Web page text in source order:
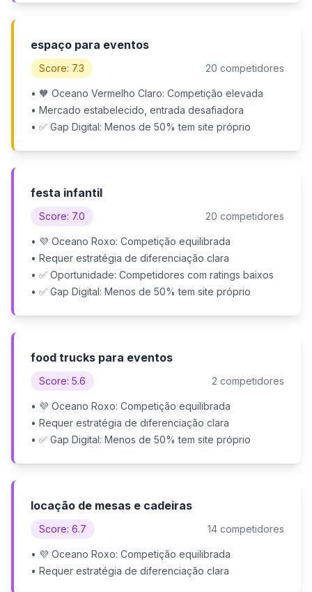
espaço para eventos
Score: 7.3 20 competidores
• 🧡 Oceano Vermelho Claro: Competição elevada
• Mercado estabelecido, entrada desafiadora
• ✅ Gap Digital: Menos de 50% tem site próprio
festa infantil
Score: 7.0 20 competidores
• 💜 Oceano Roxo: Competição equilibrada
• Requer estratégia de diferenciação clara
• ✅ Oportunidade: Competidores com ratings baixos
• ✅ Gap Digital: Menos de 50% tem site próprio
food trucks para eventos
Score: 5.6 2 competidores
• 💜 Oceano Roxo: Competição equilibrada
• Requer estratégia de diferenciação clara
• ✅ Gap Digital: Menos de 50% tem site próprio
locação de mesas e cadeiras
Score: 6.7 14 competidores
• 💜 Oceano Roxo: Competição equilibrada
• Requer estratégia de diferenciação clara